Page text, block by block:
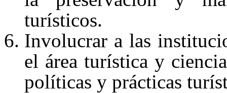
turísticos.
Involucrar a las
el área turística y
políticas y prácticas